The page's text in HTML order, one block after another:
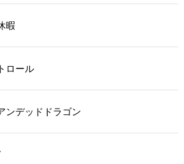
暇
ロール
デッドドラゴン